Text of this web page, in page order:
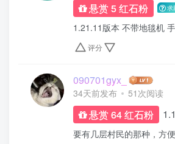
悬赏 5 红石粉 求
1.21.11版本 不带地毯机
评分
090701gyx_
34天前发布 51次阅读
悬赏 64 红石粉
要有几层村民的那种，方